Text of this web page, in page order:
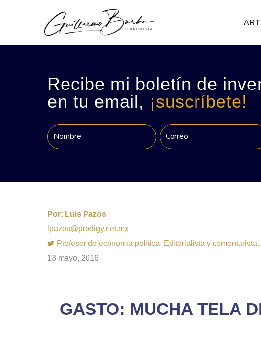
Recibe mi boletín de
en tu email, ¡suscríbete!
Por: Luis Pazos
lpazos@prodigy.net.mx
Profesor de economía política. Editorialista y
13 mayo, 2016
GASTO: MUCHA TELA